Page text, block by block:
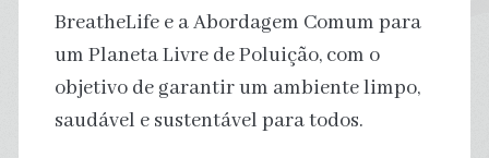
BreatheLife e a Abordagem Comum para
um Planeta Livre de Poluição, com o
objetivo de garantir um ambiente limpo,
saudável e sustentável para todos.